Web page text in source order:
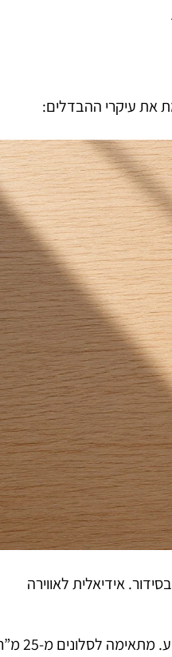
את עיקרי ההבדלים:
אידיאלית לאווירה
ממקסמת את שטח הישיבה בחלל גדול. מעניקה תחושת שפע.